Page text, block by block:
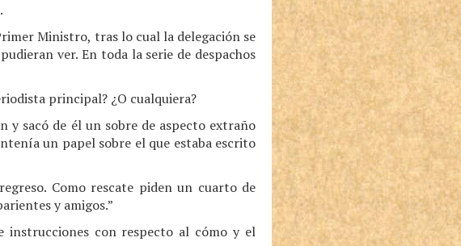
Ministro, tras lo cual la delegación se
ver. En toda la serie de despachos
principal? ¿O cualquiera?
y sacó de él un sobre de aspecto extraño
un papel sobre el que estaba escrito
Como rescate piden un cuarto de
y amigos.”
instrucciones con respecto al cómo y el